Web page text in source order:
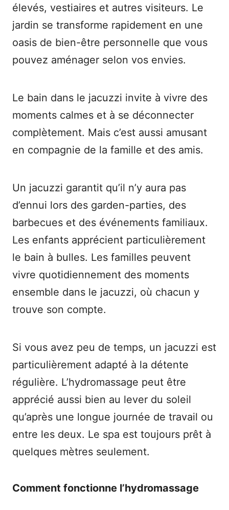
élevés, vestiaires et autres visiteurs. Le
jardin se transforme rapidement en une
oasis de bien-être personnelle que vous
pouvez aménager selon vos envies.
Le bain dans le jacuzzi invite à vivre des
moments calmes et à se déconnecter
complètement. Mais c’est aussi amusant
en compagnie de la famille et des amis.
Un jacuzzi garantit qu’il n’y aura pas
d’ennui lors des garden-parties, des
barbecues et des événements familiaux.
Les enfants apprécient particulièrement
le bain à bulles. Les familles peuvent
vivre quotidiennement des moments
ensemble dans le jacuzzi, où chacun y
trouve son compte.
Si vous avez peu de temps, un jacuzzi est
particulièrement adapté à la détente
régulière. L’hydromassage peut être
apprécié aussi bien au lever du soleil
qu’après une longue journée de travail ou
entre les deux. Le spa est toujours prêt à
quelques mètres seulement.
Comment fonctionne l’hydromassage